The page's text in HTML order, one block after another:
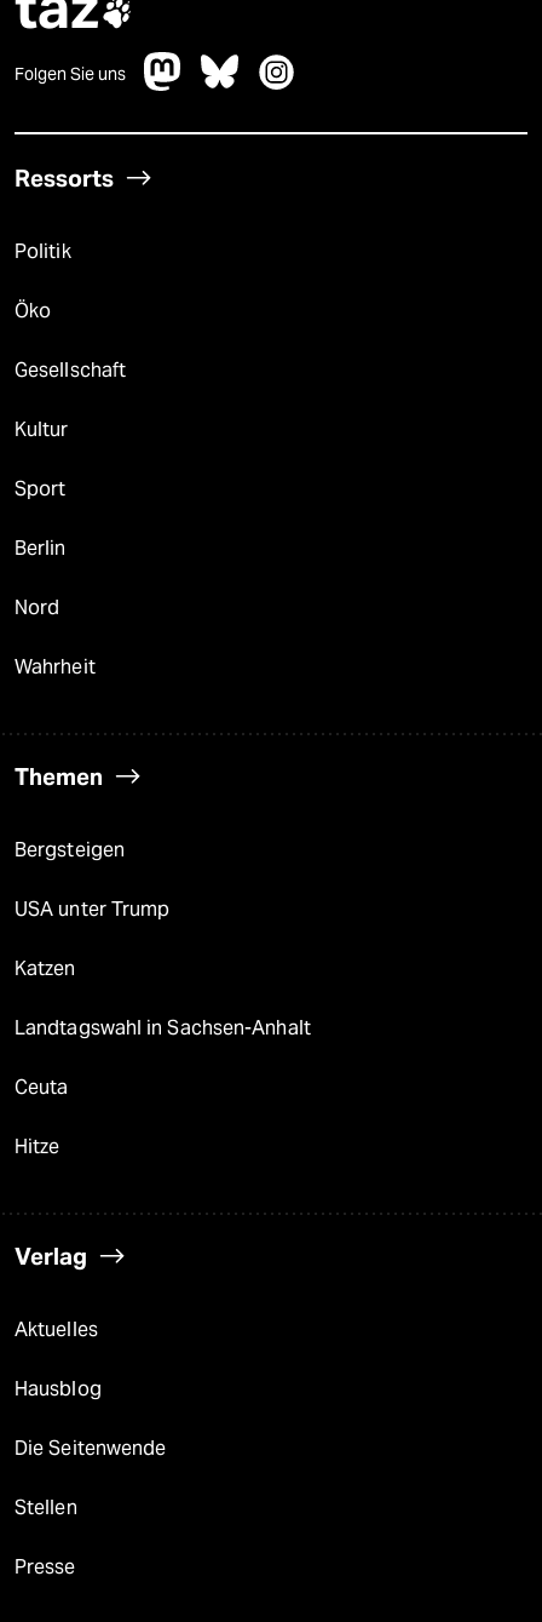

Folgen Sie uns
Ressorts
Politik
Öko
Gesellschaft
Kultur
Sport
Berlin
Nord
Wahrheit
Themen
Bergsteigen
USA unter Trump
Katzen
Landtagswahl in Sachsen-Anhalt
Ceuta
Hitze
Verlag
Aktuelles
Hausblog
Die Seitenwende
Stellen
Presse